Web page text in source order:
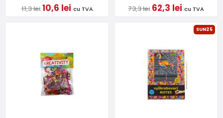
11,3 lei 10,6 lei cu TVA
73,3 lei 62,3 lei cu TVA
SUN25